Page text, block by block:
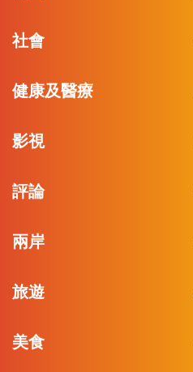
社會
健康及醫療
影視
評論
兩岸
旅遊
美食